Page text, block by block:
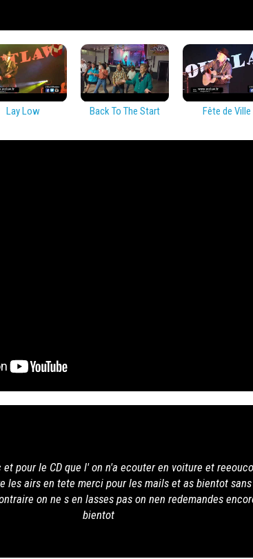
Lay Low Back To The Start Fête de Ville
en voiture et reeoucouter des le retour as biscarosse
et as bientot sans fautes et vives la country et line
redemandes encore et encore.ERIC et CATHY a tres